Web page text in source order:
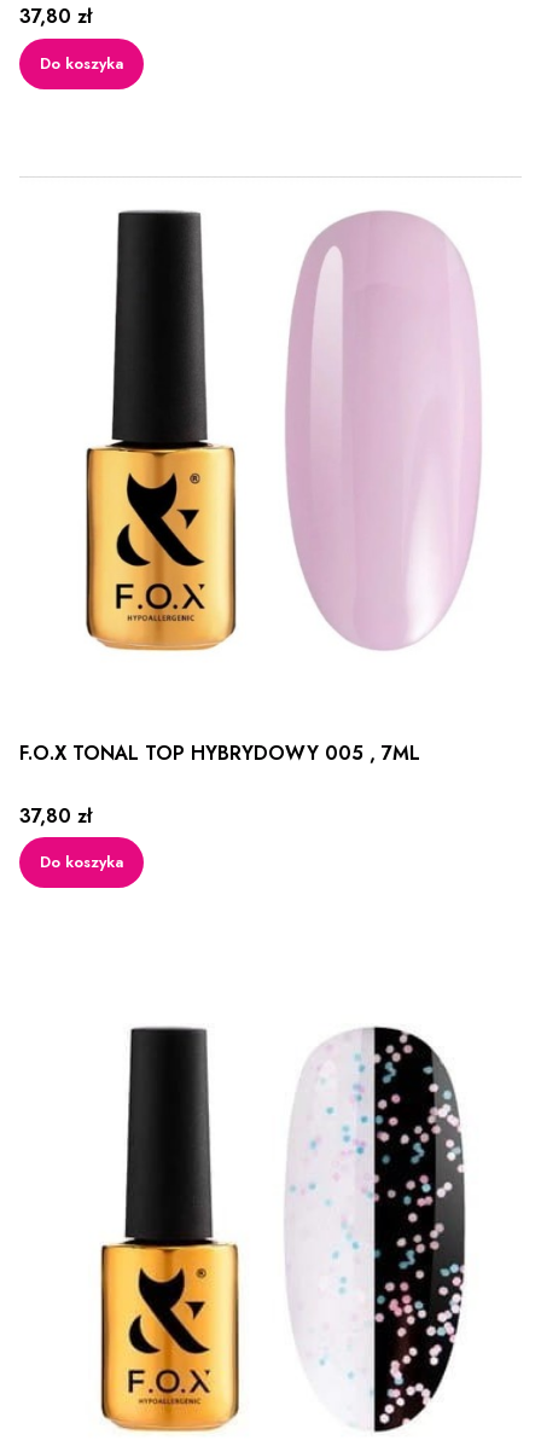
Cena
37,80 zł
Do koszyka
F.O.X TONAL TOP HYBRYDOWY 005 , 7ML
Cena
37,80 zł
Do koszyka